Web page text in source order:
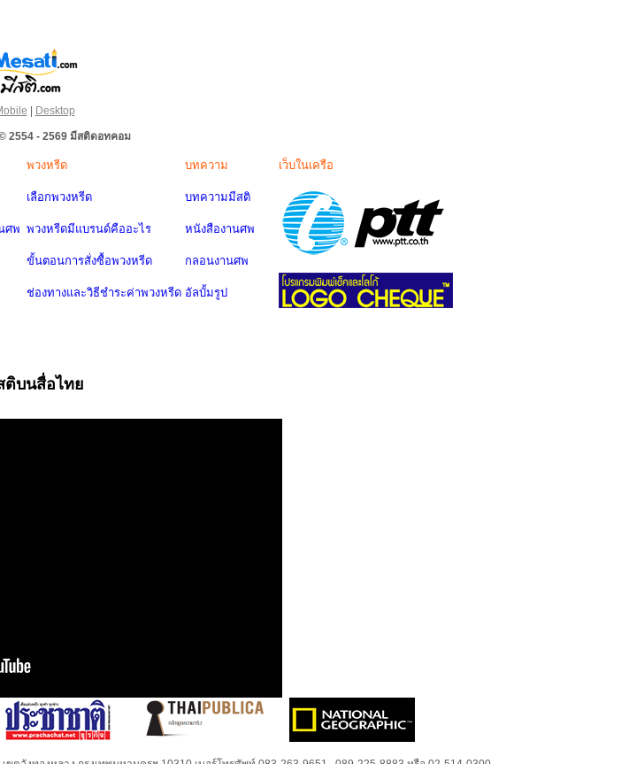
| Desktop
2554 - 2569 มีสติดอทคอม
ศพ
พวงหรีด
เลือกพวงหรีด
พวงหรีดมีแบรนด์คืออะไร
ขั้นตอนการสั่งซื้อพวงหรีด
ช่องทางและวิธีชำระค่าพวงหรีด
บทความ
บทความมีสติ
หนังสืองานศพ
กลอนงานศพ
อัลบั้มรูป
เว็บในเครือ
ติบนสื่อไทย